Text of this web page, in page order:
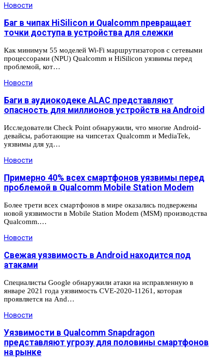
Новости
Баг в чипах HiSilicon и Qualcomm превращает
точки доступа в устройства для слежки
Как минимум 55 моделей Wi-Fi маршрутизаторов с сетевыми
процессорами (NPU) Qualcomm и HiSilicon уязвимы перед
проблемой, кот…
Новости
Баги в аудиокодеке ALAC представляют
опасность для миллионов устройств на Android
Исследователи Check Point обнаружили, что многие Android-
девайсы, работающие на чипсетах Qualcomm и MediaTek,
уязвимы для уд…
Новости
Примерно 40% всех смартфонов уязвимы перед
проблемой в Qualcomm Mobile Station Modem
Более трети всех смартфонов в мире оказались подвержены
новой уязвимости в Mobile Station Modem (MSM) производства
Qualcomm.…
Новости
Свежая уязвимость в Android находится под
атаками
Специалисты Google обнаружили атаки на исправленную в
январе 2021 года уязвимость CVE-2020-11261, которая
проявляется на And…
Новости
Уязвимости в Qualcomm Snapdragon
представляют угрозу для половины смартфонов
на рынке